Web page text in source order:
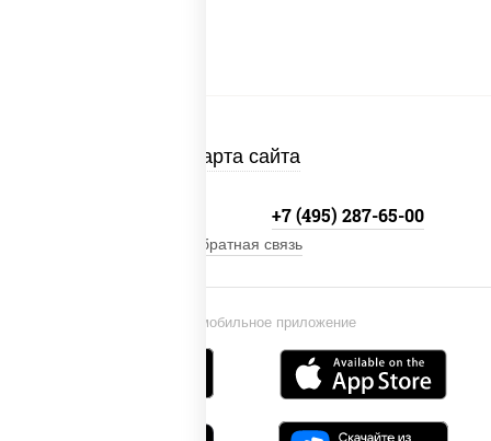
Карта сайта
Установи мобильное приложение
+7 (495) 287-65-00
Обратная связь